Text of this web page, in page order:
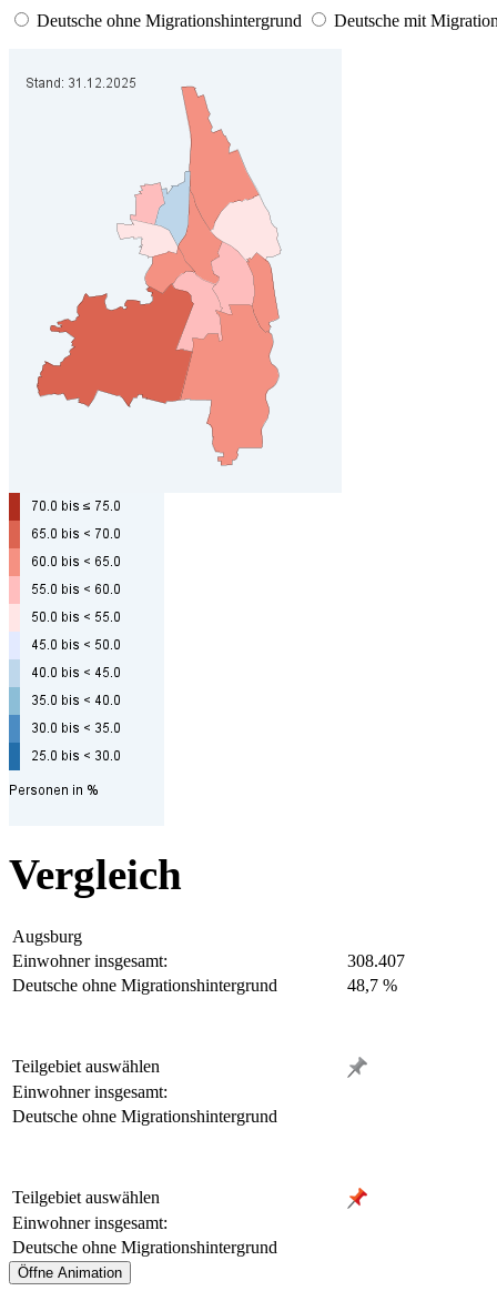
Deutsche ohne Migrationshintergrund Deutsche mit
Vergleich
Augsburg
Einwohner insgesamt:
308.407
Deutsche ohne Migrationshintergrund
48,7 %
Teilgebiet auswählen
Einwohner insgesamt:
Deutsche ohne Migrationshintergrund
Teilgebiet auswählen
Einwohner insgesamt:
Deutsche ohne Migrationshintergrund